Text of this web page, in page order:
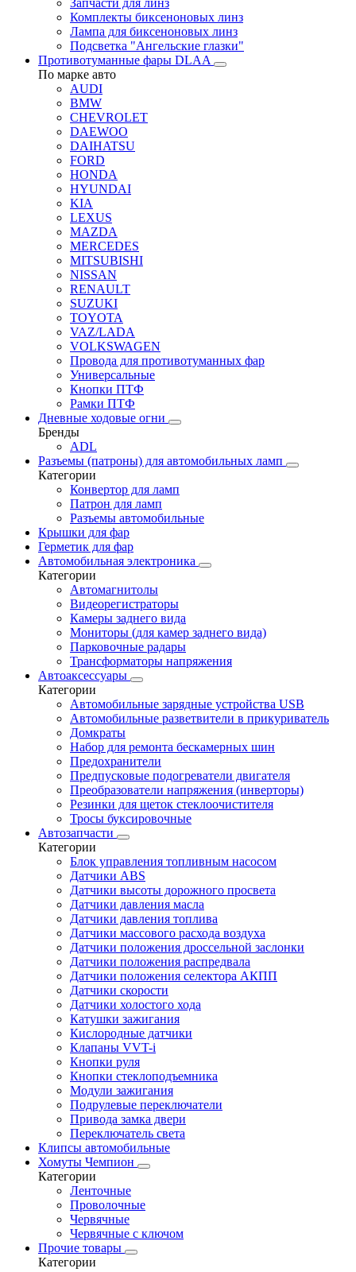
Запчасти для линз
Комплекты биксеноновых линз
Лампа для биксеноновых линз
Подсветка "Ангельские глазки"
Противотуманные фары DLAA
По марке авто
AUDI
BMW
CHEVROLET
DAEWOO
DAIHATSU
FORD
HONDA
HYUNDAI
KIA
LEXUS
MAZDA
MERCEDES
MITSUBISHI
NISSAN
RENAULT
SUZUKI
TOYOTA
VAZ/LADA
VOLKSWAGEN
Провода для противотуманных фар
Универсальные
Кнопки ПТФ
Рамки ПТФ
Дневные ходовые огни
Бренды
ADL
Разъемы (патроны) для автомобильных ламп
Категории
Конвертор для ламп
Патрон для ламп
Разъемы автомобильные
Крышки для фар
Герметик для фар
Автомобильная электроника
Категории
Автомагнитолы
Видеорегистраторы
Камеры заднего вида
Мониторы (для камер заднего вида)
Парковочные радары
Трансформаторы напряжения
Автоаксессуары
Категории
Автомобильные зарядные устройства USB
Автомобильные разветвители в прикуриватель
Домкраты
Набор для ремонта бескамерных шин
Предохранители
Предпусковые подогреватели двигателя
Преобразователи напряжения (инверторы)
Резинки для щеток стеклоочистителя
Тросы буксировочные
Автозапчасти
Категории
Блок управления топливным насосом
Датчики ABS
Датчики высоты дорожного просвета
Датчики давления масла
Датчики давления топлива
Датчики массового расхода воздуха
Датчики положения дроссельной заслонки
Датчики положения распредвала
Датчики положения селектора АКПП
Датчики скорости
Датчики холостого хода
Катушки зажигания
Кислородные датчики
Клапаны VVT-i
Кнопки руля
Кнопки стеклоподъемника
Модули зажигания
Подрулевые переключатели
Привода замка двери
Переключатель света
Клипсы автомобильные
Хомуты Чемпион
Категории
Ленточные
Проволочные
Червячные
Червячные с ключом
Прочие товары
Категории